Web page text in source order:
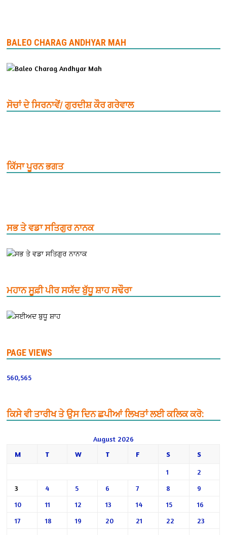
BALEO CHARAG ANDHYAR MAH
ਸੋਚਾਂ ਦੇ ਸਿਰਨਾਵੇਂ/ ਗੁਰਦੀਸ਼ ਕੌਰ ਗਰੇਵਾਲ
ਕਿੱਸਾ ਪੂਰਨ ਭਗਤ
ਸਭ ਤੇ ਵਡਾ ਸਤਿਗੁਰ ਨਾਨਕ
ਮਹਾਨ ਸੂਫ਼ੀ ਪੀਰ ਸਯੱਦ ਬੁੱਧੂ ਸ਼ਾਹ ਸਢੌਰਾ
PAGE VIEWS
560,565
ਕਿਸੇ ਵੀ ਤਾਰੀਖ ਤੇ ਉਸ ਦਿਨ ਛਪੀਆਂ ਲਿਖਤਾਂ ਲਈ ਕਲਿਕ ਕਰੋ:
August 2026
M
T W T F S S
1
2
3
4 5 6 7 8
9
10
11 12 13 14 15
16
17
18 19 20 21 22
23